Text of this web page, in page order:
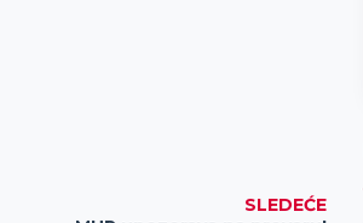
SLEDEĆE